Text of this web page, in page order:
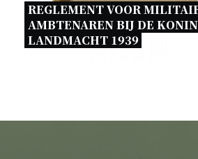
REGLEMENT VOOR
AMBTENAREN BIJ DE
LANDMACHT 1939